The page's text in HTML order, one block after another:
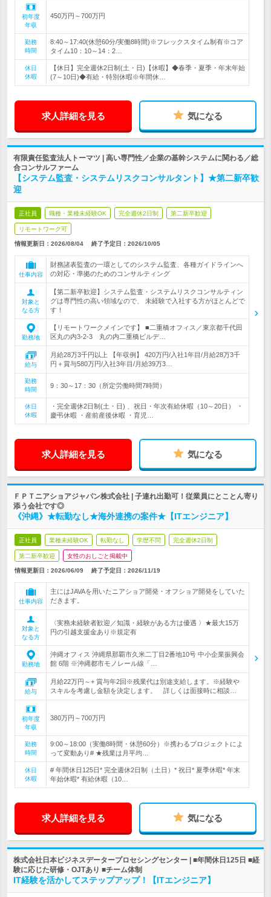
初年度
年収
450万円～700万円
勤務
時間
8:40～17:40(休憩60分/実働8時間)※フレックスタイム制有※コア
タイム10：10～14：2…
休日
休暇
【休日】完全週休2日制(土・日)【休暇】◆春季・夏季・年末年始
(7～10日)◆有給・特別休暇※年間休…
求人詳細を見る 気になる
有限責任監査法人トーマツ | 高い専門性／企業の基幹システムに関わる／総
合コンサルファーム
【システム監査・システムリスクコンサルタント】★第二新卒歓
迎
正社員 職種・業種未経験OK 完全週休2日制 第二新卒歓迎
リモートワーク可
情報更新日：2026/08/04 終了予定日： 2026/10/05
仕事内容
財務諸表監査の一環としてのシステム監査、各種ガイドラインへ
の対応・準拠のためのコンサルティング
対象と
なる方
【第二新卒歓迎】システム監査・システムリスクコンサルティン
グは専門性の高い領域なので、 未経験で入社する方がほとんどで
す！
勤務地
【リモートワークメインです】 ■二重橋オフィス／東京都千代田
区丸の内3-2-3 丸の内二重橋ビルデ…
給与
月給28万3千円以上 【年収例】 420万円/入社1年目/月給28万3千
円＋賞与580万円/入社3年目/月給39万3…
勤務
時間
9：30～17：30（所定労働時間7時間）
休日
休暇
・完全週休2日制(土・日) 、祝日・年次有給休暇（10～20日） ・
慶弔休暇 ・産前産後休暇 ・育児…
求人詳細を見る 気になる
ＦＰＴニアショアジャパン株式会社 | 子連れ出勤可！従業員にとことん寄り
添う会社です◎
《沖縄》★転勤なし★海外連携の案件★【ITエンジニア】
正社員 業種未経験OK 転勤なし 学歴不問 完全週休2日制
第二新卒歓迎 女性のおしごと掲載中
情報更新日：2026/06/09 終了予定日： 2026/11/19
仕事内容
主にはJAVAを用いたニアショア開発・オフショア開発をしていた
だきます。
対象と
なる方
〈実務未経験者歓迎／知識・経験がある方は優遇 〉★最大15万
円の引越支援金あり※規定有
勤務地
沖縄オフィス 沖縄県那覇市久米二丁目2番地10号 中小企業振興会
館 6階 ※沖縄都市モノレール線「…
給与
月給22万円～+ 賞与年2回※残業代は別途支給します。※経験や
スキルを考慮し金額を決定します。 詳しくは面接時に相談…
初年度
年収
380万円～700万円
勤務
時間
9:00～18:00（実働8時間・休憩60分）※携わるプロジェクトによ
って変動あり# ★残業は月平均…
休日
休暇
# 年間休日125日* 完全週休2日制（土日）* 祝日* 夏季休暇* 年末
年始休暇* 有給休暇（10…
求人詳細を見る 気になる
株式会社日本ビジネスデータープロセシングセンター | ■年間休日125日 ■経
験に応じた研修・OJTあり ■チーム体制
IT経験を活かしてステップアップ！【ITエンジニア】